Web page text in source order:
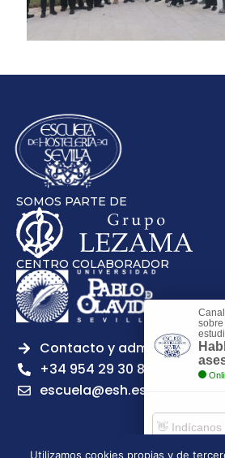
SOMOS PARTE DE
CENTRO COLABORADOR
Contacto y admisiones
+34 954 29 30 81
escuela@esh.es
Utilizamos cookies propias y de